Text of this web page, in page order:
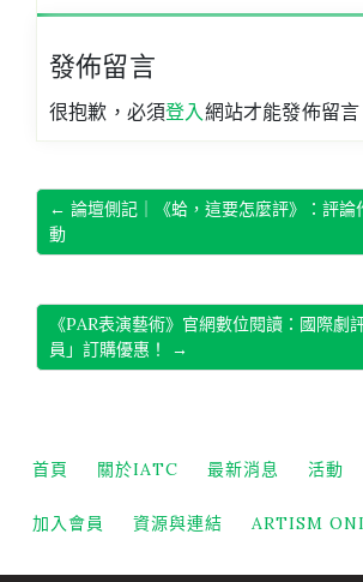
發佈留言
很抱歉，必須登入網站才能發佈留言
← 論壇側記｜《蛤，這要怎麼評》：評論
動
《PAR表演藝術》官網數位閱讀：國際劇
員」訂購優惠！ →
首頁 關於IATC 最新消息 活動
加入會員 資源與連結 ARTISM